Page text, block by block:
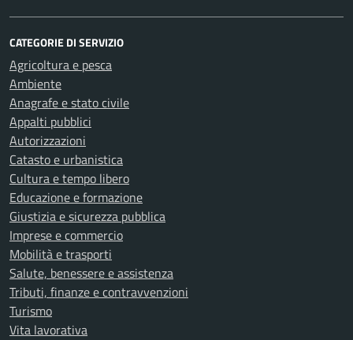
CATEGORIE DI SERVIZIO
Agricoltura e pesca
Ambiente
Anagrafe e stato civile
Appalti pubblici
Autorizzazioni
Catasto e urbanistica
Cultura e tempo libero
Educazione e formazione
Giustizia e sicurezza pubblica
Imprese e commercio
Mobilità e trasporti
Salute, benessere e assistenza
Tributi, finanze e contravvenzioni
Turismo
Vita lavorativa